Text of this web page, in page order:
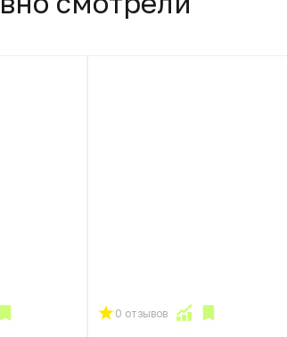
0 отзывов